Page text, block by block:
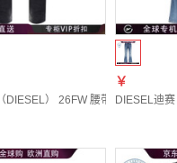
20 | XXS
DIESEL） 26FW 腰带环牛仔裤 男
￥
DIESEL迪